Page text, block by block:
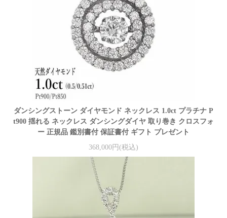
ダンシングストーン ダイヤモンド ネックレス 1.0ct プラチナ P
t900 揺れる ネックレス ダンシングダイヤ 取り巻き クロスフォ
ー 正規品 鑑別書付 保証書付 ギフト プレゼント
368,000円(税込)